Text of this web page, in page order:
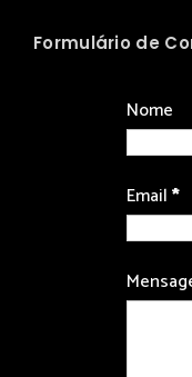
Formulário de
Nome
Email*